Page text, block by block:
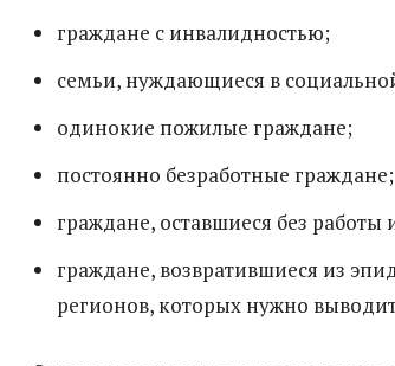
граждане с инвалидностью;
семьи, нуждающиеся в
одинокие пожилые граждане;
постоянно безработные граждане;
граждане, оставшиеся без работы
граждане, возвратившиеся из
регионов, которых нужно